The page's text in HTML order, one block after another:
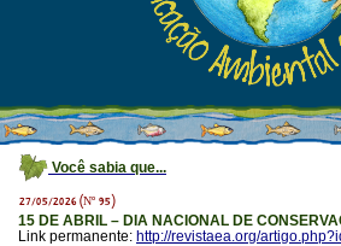
Você sabia que...
27/05/2026 (Nº 95)
15 DE ABRIL – DIA NACIONAL DE
Link permanente: http://revistaea.org/